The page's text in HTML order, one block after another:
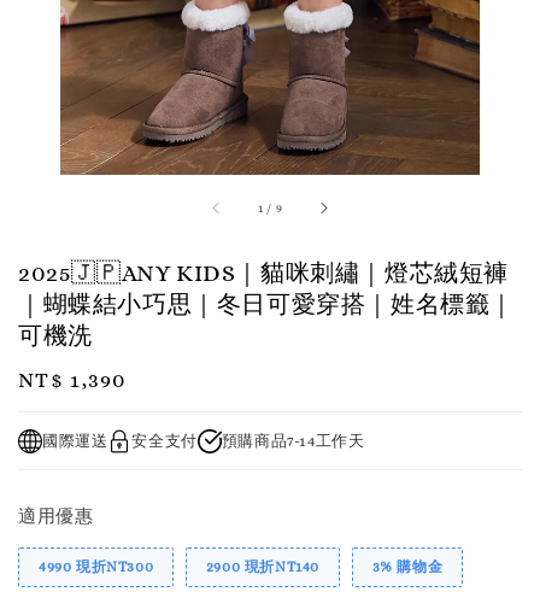
1 / 9
2025🇯🇵ANY KIDS｜貓咪刺繡｜燈芯絨短褲
｜蝴蝶結小巧思｜冬日可愛穿搭｜姓名標籤｜
可機洗
Regular
NT$ 1,390
國際運送 安全支付 預購商品7-14工作天
適用優惠
4990 現折NT300 2900 現折NT140 3% 購物金